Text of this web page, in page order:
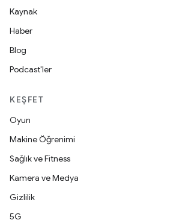
Kaynak
Haber
Blog
Podcast'ler
KEŞFET
Oyun
Makine Öğrenimi
Sağlık ve Fitness
Kamera ve Medya
Gizlilik
5G